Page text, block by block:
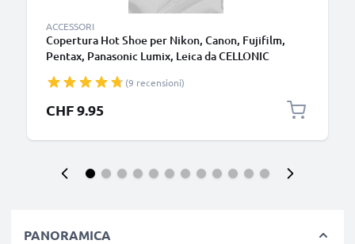
ACCESSORI
Copertura Hot Shoe per Nikon, Canon, Fujifilm,
Pentax, Panasonic Lumix, Leica da CELLONIC
(9 recensioni)
CHF 9.95
PANORAMICA